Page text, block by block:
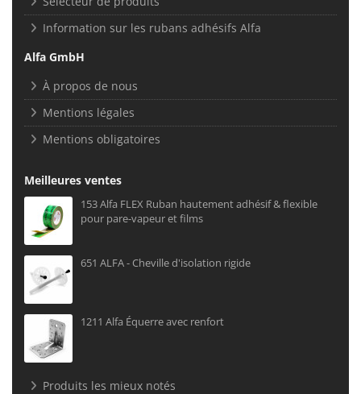
Information sur les rubans adhésifs Alfa
Alfa GmbH
À propos de nous
Mentions légales
Mentions obligatoires
Meilleures ventes
153 Alfa FLEX Ruban hautement adhésif & flexible
pour pare-vapeur et films
651 ALFA - Cheville d'isolation rigide
1211 Alfa Équerre avec renfort
Produits les mieux notés